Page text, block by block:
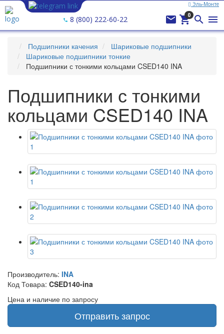
Эль-Монте
Ваш город —Эль-Монте
8 (800) 222-60-22  
0  
Подшипники качения
Шариковые подшипники
Шариковые подшипники тонкие
Подшипники с тонкими кольцами CSED140 INA
Подшипники с тонкими
кольцами CSED140 INA
Производитель: INA
Код Товара: CSED140-ina
Цена и наличие по запросу
Отправить запрос